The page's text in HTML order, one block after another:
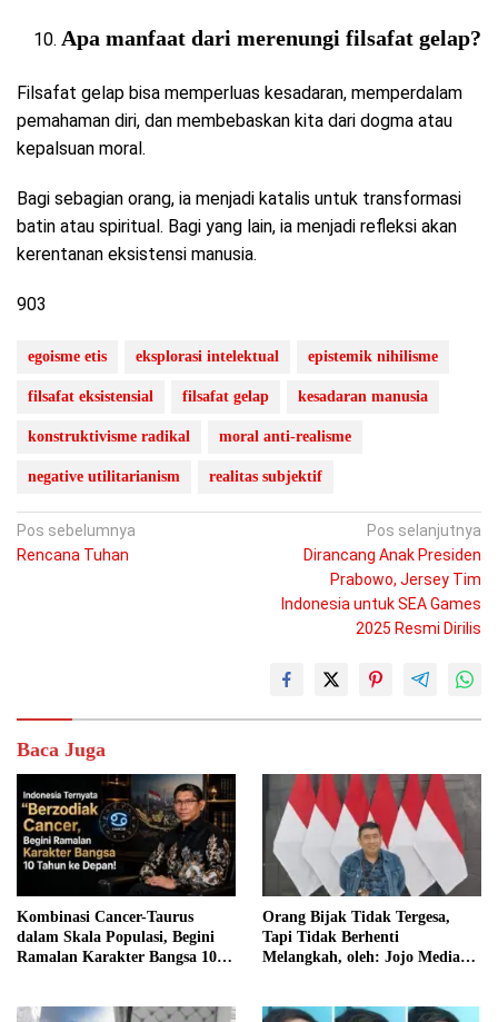
Apa manfaat dari merenungi filsafat gelap?
Filsafat gelap bisa memperluas kesadaran, memperdalam
pemahaman diri, dan membebaskan kita dari dogma atau
kepalsuan moral.
Bagi sebagian orang, ia menjadi katalis untuk transformasi
batin atau spiritual. Bagi yang lain, ia menjadi refleksi akan
kerentanan eksistensi manusia.
903
egoisme etis eksplorasi intelektual epistemik nihilisme
filsafat eksistensial filsafat gelap kesadaran manusia
konstruktivisme radikal moral anti-realisme
negative utilitarianism realitas subjektif
Navigasi
pos
Pos sebelumnya
Rencana Tuhan
Pos selanjutnya
Dirancang Anak Presiden
Prabowo, Jersey Tim
Indonesia untuk SEA Games
2025 Resmi Dirilis
Baca Juga
Kombinasi Cancer-Taurus
dalam Skala Populasi, Begini
Ramalan Karakter Bangsa 10
Orang Bijak Tidak Tergesa,
Tapi Tidak Berhenti
Melangkah, oleh: Jojo Media